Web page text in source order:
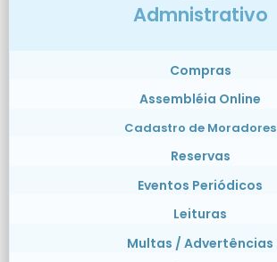
Admnistrativo
Compras
Assembléia Online
Cadastro de Moradores
Reservas
Eventos Periódicos
Leituras
Multas / Advertências